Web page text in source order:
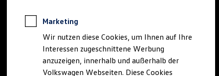
Rekuperation
Laden unterwegs
Laden Zuhause
Ladestationen finden
Ladezeitensimulator
Batterie
Marketing
Wir nutzen diese Cookies, um Ihnen auf Ihre
Interessen zugeschnittene Werbung
anzuzeigen, innerhalb und außerhalb der
Volkswagen Webseiten. Diese Cookies